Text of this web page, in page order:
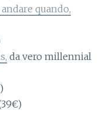
quando,
da vero millennial